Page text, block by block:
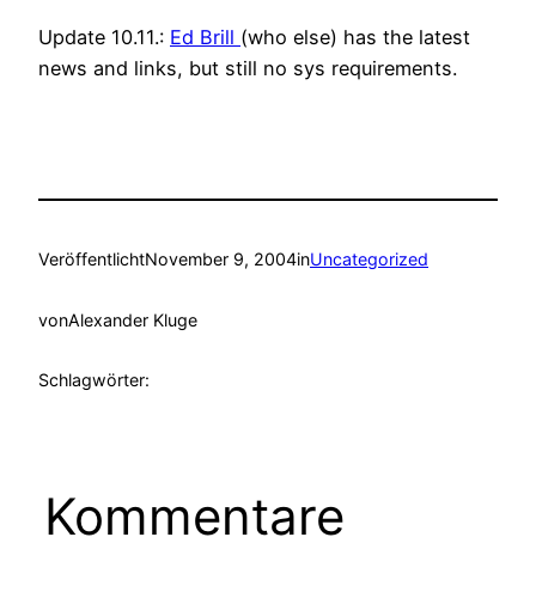
Update 10.11.: Ed Brill (who else) has the latest
news and links, but still no sys requirements.
VeröffentlichtNovember 9, 2004inUncategorized
vonAlexander Kluge
Schlagwörter:
Kommentare